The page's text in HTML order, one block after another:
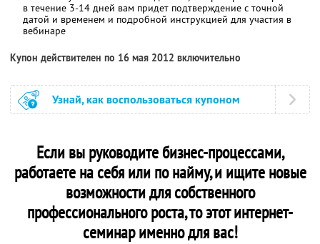
в течение 3-14 дней вам придет подтверждение с точной
датой и временем и подробной инструкцией для участия в
вебинаре
Купон действителен по 16 мая 2012 включительно
Узнай, как воспользоваться купоном
Если вы руководите бизнес-процессами,
работаете на себя или по найму, и ищите новые
возможности для собственного
профессионального роста, то этот интернет-
семинар именно для вас!